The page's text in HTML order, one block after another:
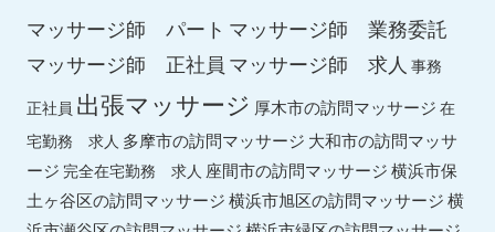
マッサージ師 パート マッサージ師 業務委託
マッサージ師 正社員 マッサージ師 求人 事務
正社員 出張マッサージ 厚木市の訪問マッサージ 在
宅勤務 求人 多摩市の訪問マッサージ 大和市の訪問マッサ
ージ 完全在宅勤務 求人 座間市の訪問マッサージ横浜市保
土ヶ谷区の訪問マッサージ横浜市旭区の訪問マッサージ横